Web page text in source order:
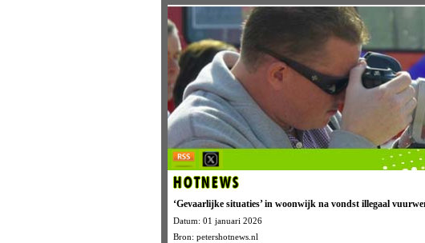
HOTNEWS
‘Gevaarlijke situaties’ in woonwijk na vondst illegaal
Datum: 01 januari 2026
Bron: petershotnews.nl